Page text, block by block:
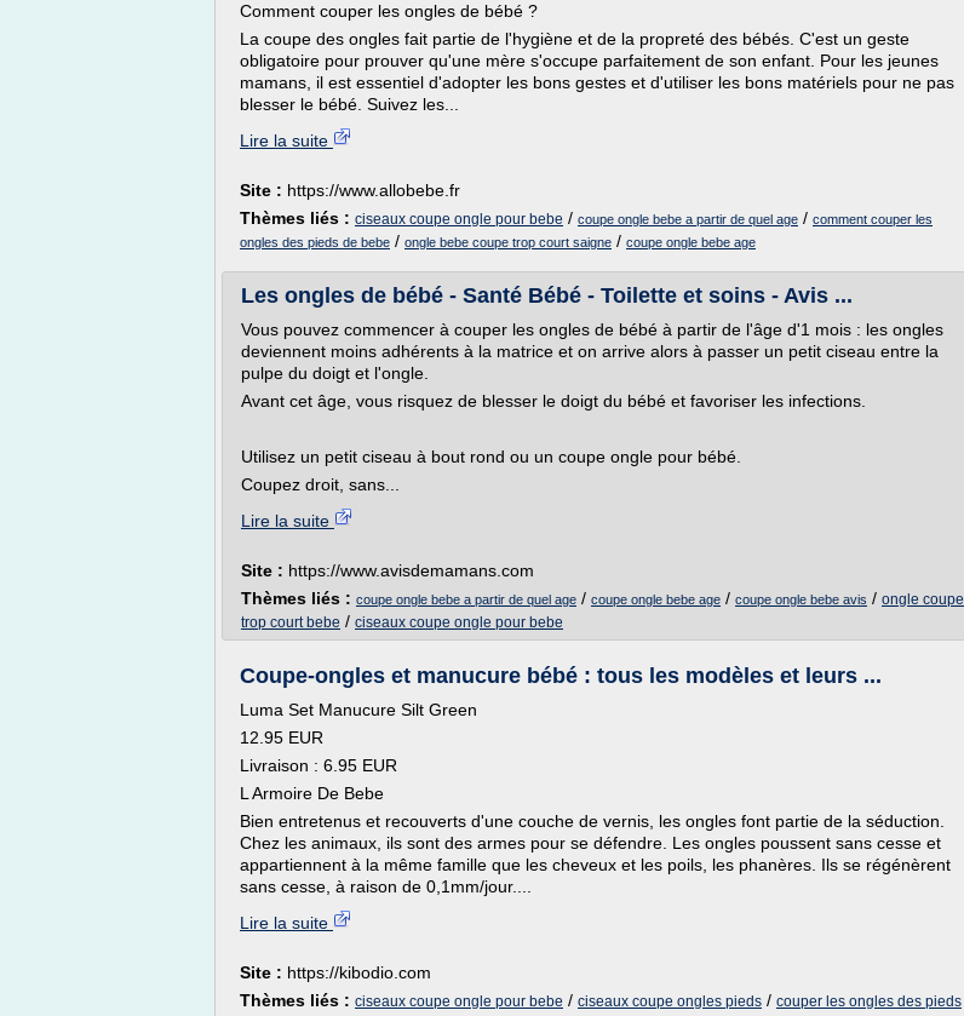
Comment couper les ongles de bébé ?
La coupe des ongles fait partie de l'hygiène et de la propreté des bébés. C'est un geste
obligatoire pour prouver qu'une mère s'occupe parfaitement de son enfant. Pour les jeunes
mamans, il est essentiel d'adopter les bons gestes et d'utiliser les bons matériels pour ne pas
blesser le bébé. Suivez les...
Lire la suite
Site : https://www.allobebe.fr
Thèmes liés : ciseaux coupe ongle pour bebe / coupe ongle bebe a partir de quel age / comment couper les
ongles des pieds de bebe / ongle bebe coupe trop court saigne / coupe ongle bebe age
Les ongles de bébé - Santé Bébé - Toilette et soins - Avis ...
Vous pouvez commencer à couper les ongles de bébé à partir de l'âge d'1 mois : les ongles
deviennent moins adhérents à la matrice et on arrive alors à passer un petit ciseau entre la
pulpe du doigt et l'ongle.
Avant cet âge, vous risquez de blesser le doigt du bébé et favoriser les infections.
Utilisez un petit ciseau à bout rond ou un coupe ongle pour bébé.
Coupez droit, sans...
Lire la suite
Site : https://www.avisdemamans.com
Thèmes liés : coupe ongle bebe a partir de quel age / coupe ongle bebe age / coupe ongle bebe avis / ongle coupe
trop court bebe / ciseaux coupe ongle pour bebe
Coupe-ongles et manucure bébé : tous les modèles et leurs ...
Luma Set Manucure Silt Green
12.95 EUR
Livraison : 6.95 EUR
L Armoire De Bebe
Bien entretenus et recouverts d'une couche de vernis, les ongles font partie de la séduction.
Chez les animaux, ils sont des armes pour se défendre. Les ongles poussent sans cesse et
appartiennent à la même famille que les cheveux et les poils, les phanères. Ils se régénèrent
sans cesse, à raison de 0,1mm/jour....
Lire la suite
Site : https://kibodio.com
Thèmes liés : ciseaux coupe ongle pour bebe / ciseaux coupe ongles pieds / couper les ongles des pieds